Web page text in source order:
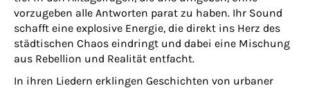
vorzugeben alle Antworten parat zu haben. Ihr Sound
schafft eine explosive Energie, die direkt ins Herz des
städtischen Chaos eindringt und dabei eine Mischung
aus Rebellion und Realität entfacht.
In ihren Liedern erklingen Geschichten von urbaner